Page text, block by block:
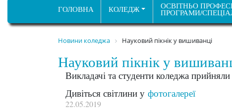
ГОЛОВНА КОЛЕДЖ ОСВІТНЬО
ПРОГРАМИ/
Новини коледжа Науковий пікнік у вишиванці
Науковий пікнік у
Викладачі та студенти коледжа
Дивіться світлини у фотогалереї
22.05.2019